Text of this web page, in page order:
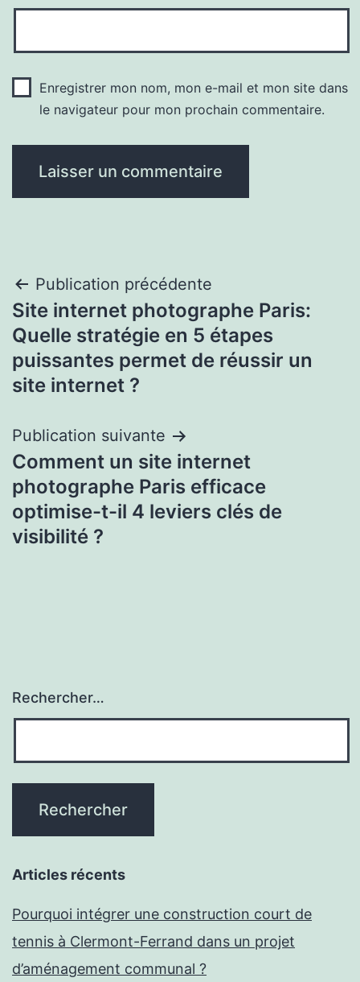
Enregistrer mon nom, mon e-mail et mon site dans
le navigateur pour mon prochain commentaire.
Navigation
de
l’article
Publication précédente
Site internet photographe Paris:
Quelle stratégie en 5 étapes
puissantes permet de réussir un
site internet ?
Publication suivante
Comment un site internet
photographe Paris efficace
optimise-t-il 4 leviers clés de
visibilité ?
Rechercher…
Articles récents
Pourquoi intégrer une construction court de
tennis à Clermont-Ferrand dans un projet
d’aménagement communal ?